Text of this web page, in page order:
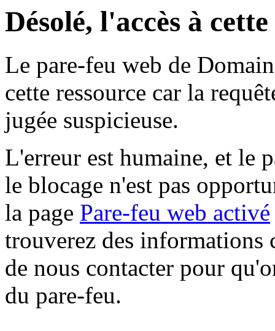
Désolé, l'accès à
Le pare-feu web de
cette ressource car la
jugée suspicieuse.
L'erreur est humaine, et le
le blocage n'est pas
la page Pare-feu web activé
trouverez des informations
de nous contacter pour
du pare-feu.